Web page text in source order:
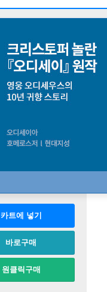
카트에 넣기
바로구매
원클릭구매